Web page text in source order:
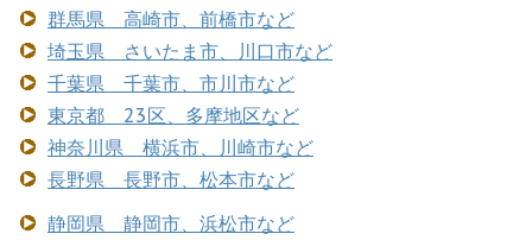
群馬県 高崎市、前橋市など
埼玉県 さいたま市、川口市など
千葉県 千葉市、市川市など
東京都 23区、多摩地区など
神奈川県 横浜市、川崎市など
長野県 長野市、松本市など
静岡県 静岡市、浜松市など